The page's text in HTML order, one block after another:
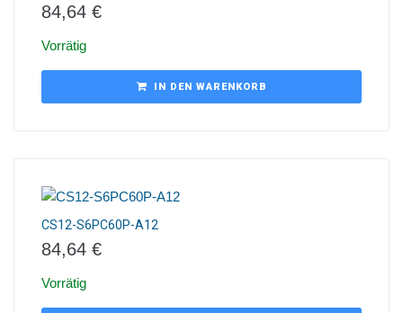
84,64 €
Vorrätig
IN DEN WARENKORB
CS12-S6PC60P-A12
84,64 €
Vorrätig